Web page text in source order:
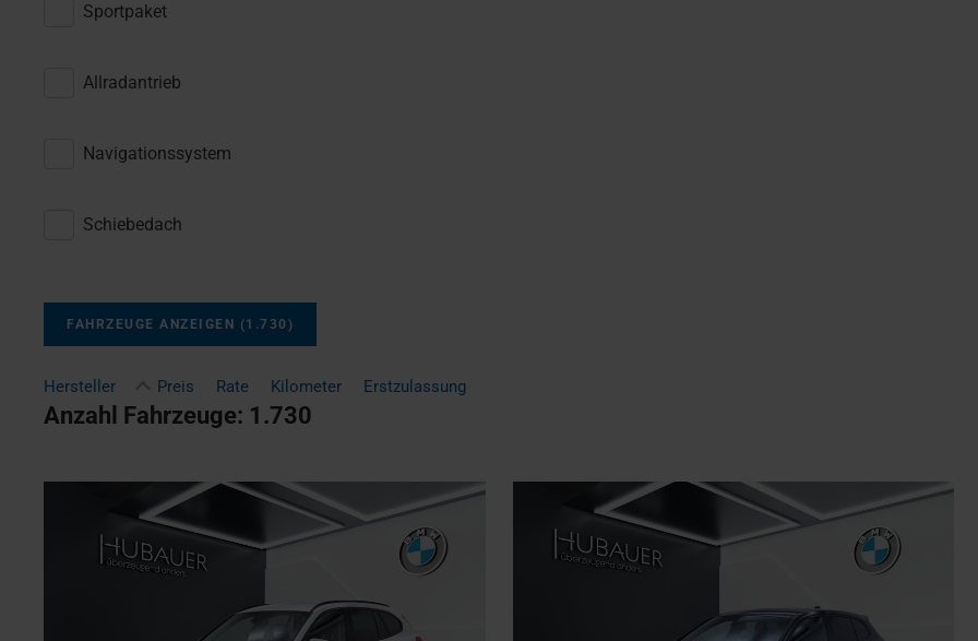
Sportpaket
Allradantrieb
Navigationssystem
Schiebedach
FAHRZEUGE ANZEIGEN (1.730 )
Hersteller Preis Rate Kilometer Erstzulassung
Anzahl Fahrzeuge: 1.730